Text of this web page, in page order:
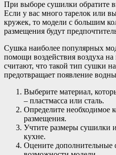
При выборе сушилки обратите
Если у вас много тарелок или
кружек, то модели с большим
размещения будут
Сушка наиболее популярных
помощи воздействия воздуха
считают, что такой тип сушки
предотвращает появление
Выберите материал,
– пластмасса или сталь.
Определите необходимое
размещения.
Учтите размеры сушилки
кухне.
Оцените дополнительные